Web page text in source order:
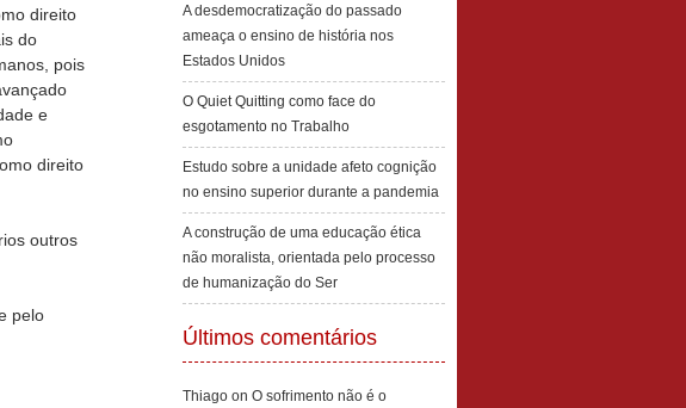
direito
do
pois
e
direito
outros
pelo
A desdemocratização do passado
ameaça o ensino de história nos
Estados Unidos
O Quiet Quitting como face do
esgotamento no Trabalho
Estudo sobre a unidade afeto cognição
no ensino superior durante a pandemia
A construção de uma educação ética
não moralista, orientada pelo processo
de humanização do Ser
Últimos comentários
Thiago on O sofrimento não é o